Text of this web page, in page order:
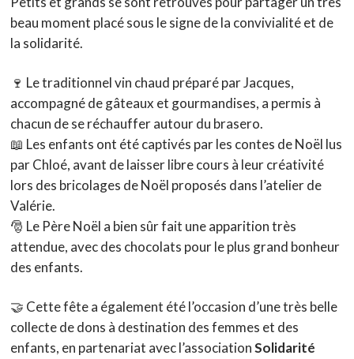
beau moment placé sous le signe de la convivialité et de
la solidarité.
🍷 Le traditionnel vin chaud préparé par Jacques,
accompagné de gâteaux et gourmandises, a permis à
chacun de se réchauffer autour du brasero.
📖 Les enfants ont été captivés par les contes de Noël lus
par Chloé, avant de laisser libre cours à leur créativité
lors des bricolages de Noël proposés dans l’atelier de
Valérie.
🎅 Le Père Noël a bien sûr fait une apparition très
attendue, avec des chocolats pour le plus grand bonheur
des enfants.
🤝 Cette fête a également été l’occasion d’une très belle
collecte de dons à destination des femmes et des
enfants, en partenariat avec l’associationSolidarité